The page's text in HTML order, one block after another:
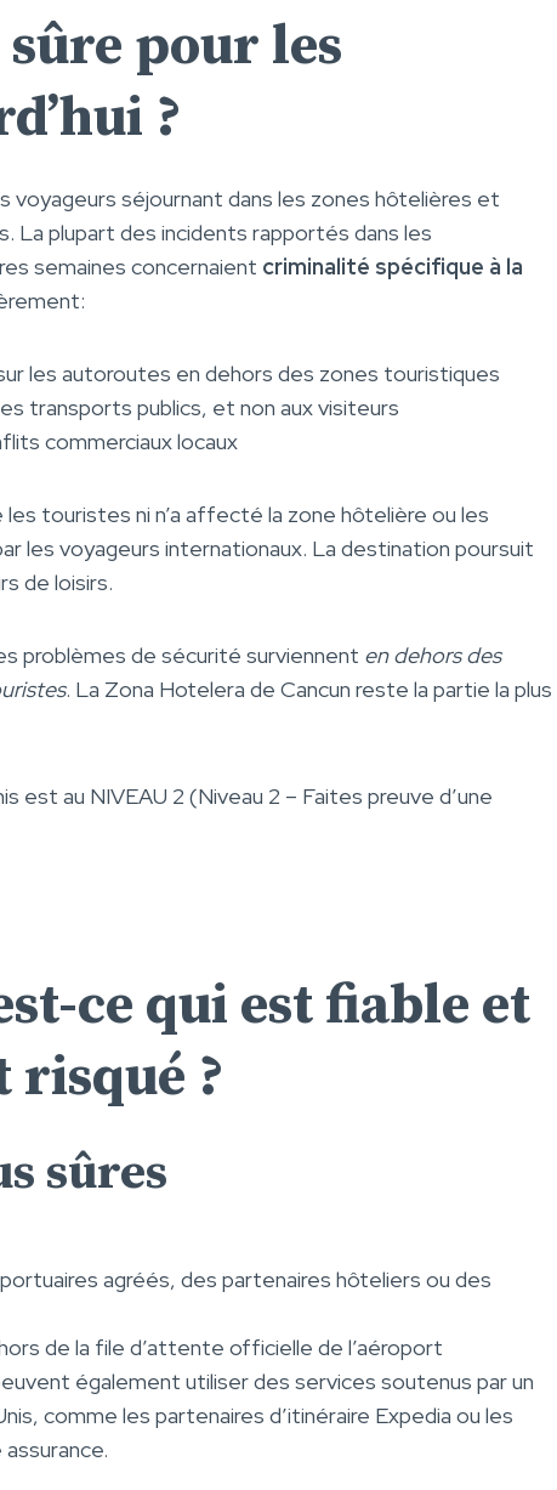
pour les
?
voyageurs séjournant dans les zones hôtelières et
La plupart des incidents rapportés dans les
semaines concernaient criminalité spécifique à la
les autoroutes en dehors des zones touristiques
transports publics, et non aux visiteurs
commerciaux locaux
touristes ni n’a affecté la zone hôtelière ou les
les voyageurs internationaux. La destination poursuit
de loisirs.
problèmes de sécurité surviennent en dehors des
. La Zona Hotelera de Cancun reste la partie la plus
est au NIVEAU 2 (Niveau 2 – Faites preuve d’une
ce qui est fiable et
risqué ?
sûres
agréés, des partenaires hôteliers ou des
de la file d’attente officielle de l’aéroport
également utiliser des services soutenus par un
comme les partenaires d’itinéraire Expedia ou les